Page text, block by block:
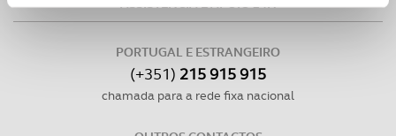
personalizar conteúdos e anúncios, para lhe proporcionar
Adicionalmente partilhamos informação, relativa à sua
ASSISTÊNCIA E APOIO 24H
PORTUGAL E ESTRANGEIRO
(+351) 215 915 915
chamada para a rede fixa nacional